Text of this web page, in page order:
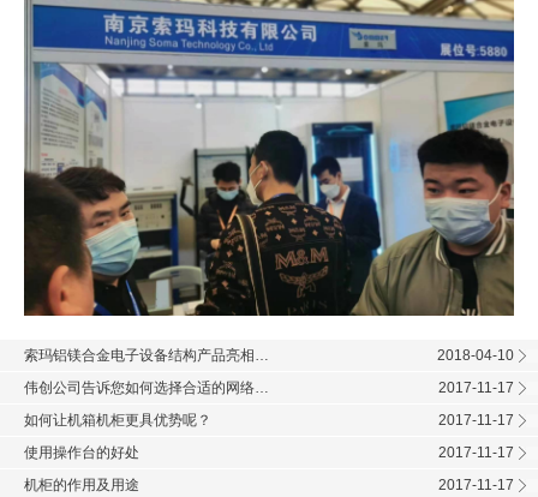
2018-04-10
索玛铝镁合金电子设备结构产品亮相…
2017-11-17
伟创公司告诉您如何选择合适的网络…
2017-11-17
如何让机箱机柜更具优势呢？
2017-11-17
使用操作台的好处
2017-11-17
机柜的作用及用途